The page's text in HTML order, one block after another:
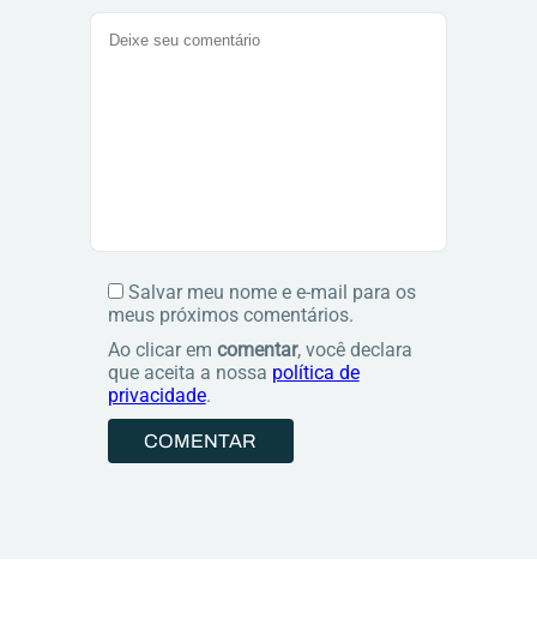
Salvar meu nome e e-mail para os
meus próximos comentários.
Ao clicar em comentar, você declara
que aceita a nossa política de
privacidade.